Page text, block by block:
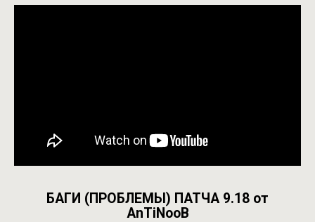
БАГИ (ПРОБЛЕМЫ) ПАТЧА 9.18 от
AnTiNooB